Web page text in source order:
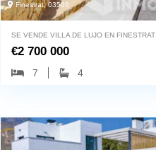
Finestrat, 03509
SE VENDE VILLA DE LUJO EN FINESTRAT
€2 700 000
7 4